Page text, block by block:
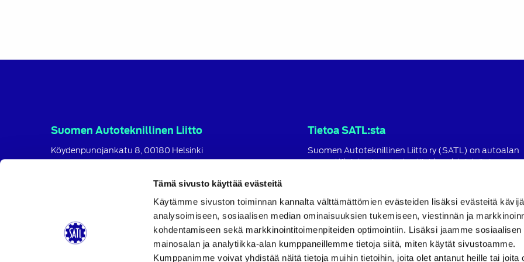
Tämä sivusto käyttää evästeitä
Käytämme sivuston toiminnan kannalta välttämättömien evästeiden lisäksi evästeitä
analysoimiseen, sosiaalisen median ominaisuuksien tukemiseen, viestinnän ja
kohdentamiseen sekä markkinointitoimenpiteiden optimointiin. Lisäksi jaamme sosiaalisen
mainosalan ja analytiikka-alan kumppaneillemme tietoja siitä, miten käytät sivustoamme.
Kumppanimme voivat yhdistää näitä tietoja muihin tietoihin, joita olet antanut heille tai joita
Suomen Autoteknillinen Liitto
Köydenpunojankatu 8, 00180 Helsinki
SATL
SATL
Instagram
Tietoa SATL:sta
Suomen Autoteknillinen Liitto ry (SATL) on autoalan
ammattilaisten ja asiantuntijoiden yhteistyö- ja
tavoitteena on ylläpitää ja kehittää koko autoalan
ja ammattitaitoa.
Lue lisää